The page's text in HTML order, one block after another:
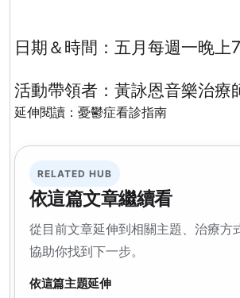
日期＆時間：五月每週一晚上
活動帶領者：黃詠恩音樂治療
延伸閱讀： 憂鬱症看診指南
RELATED HUB
依這篇文章繼續看
從目前文章延伸到相關主題、治療方
協助你找到下一步。
依這篇主題延伸